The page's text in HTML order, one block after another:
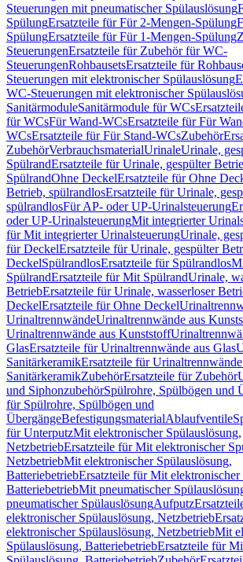
Steuerungen mit pneumatischer Spülauslösung
SpülungErsatzteile für Für 2-Mengen-Spülung
SpülungErsatzteile für Für 1-Mengen-Spülung
SteuerungenErsatzteile für Zubehör für WC-
SteuerungenRohbausetsErsatzteile für
Steuerungen mit elektronischer Spülauslösung
WC-Steuerungen mit elektronischer
SanitärmoduleSanitärmodule für WCs
für WCsFür Wand-WCsErsatzteile für Für
WCsErsatzteile für Für Stand-WCsZubehör
ZubehörVerbrauchsmaterialUrinaleUrinale,
SpülrandErsatzteile für Urinale, gespülter
SpülrandOhne DeckelErsatzteile für Ohne
Betrieb, spülrandlosErsatzteile für Urinale,
spülrandlosFür AP- oder UP-Urinalsteuerung
oder UP-UrinalsteuerungMit integrierter
für Mit integrierter UrinalsteuerungUrinale,
für DeckelErsatzteile für Urinale, gespülter
DeckelSpülrandlosErsatzteile für Spülrandlos
SpülrandErsatzteile für Mit SpülrandUrinale,
BetriebErsatzteile für Urinale, wasserloser
DeckelErsatzteile für Ohne Deckel
UrinaltrennwändeUrinaltrennwände aus
Urinaltrennwände aus Kunststoff
GlasErsatzteile für Urinaltrennwände aus Glas
SanitärkeramikErsatzteile für
SanitärkeramikZubehörErsatzteile für Zubehör
und SiphonzubehörSpülrohre, Spülbögen und
für Spülrohre, Spülbögen und
ÜbergängeBefestigungsmaterialAblaufventile
für UnterputzMit elektronischer Spülauslösung,
NetzbetriebErsatzteile für Mit elektronischer
NetzbetriebMit elektronischer Spülauslösung,
BatteriebetriebErsatzteile für Mit elektronischer
BatteriebetriebMit pneumatischer
pneumatischer SpülauslösungAufputz
elektronischer Spülauslösung, Netzbetrieb
elektronischer Spülauslösung, NetzbetriebMit
Spülauslösung, BatteriebetriebErsatzteile für